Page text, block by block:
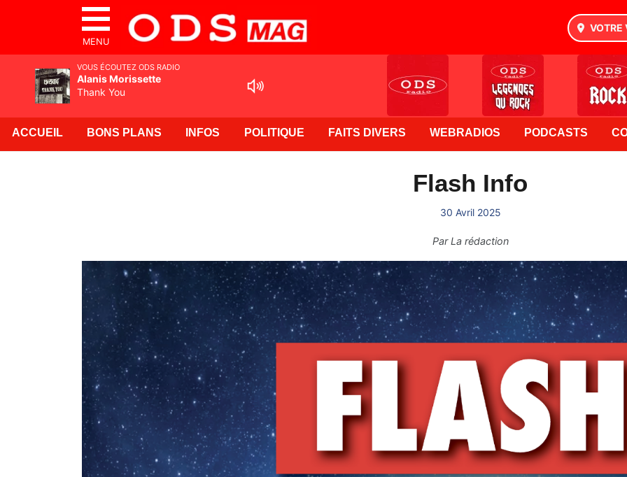
MENU
VOTRE
ACCUEIL BONS PLANS INFOS POLITIQUE FAITS DIVERS WEBRADIOS PODCASTS
Flash Info
30 Avril 2025
ParLa rédaction
VOUS ÉCOUTEZ ODS RADIO
Alanis Morissette
Thank You